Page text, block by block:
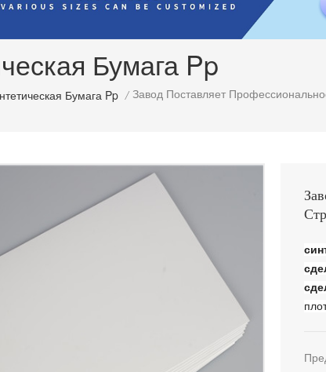
Бумага Pp
Бумага Pp / Завод Поставляет